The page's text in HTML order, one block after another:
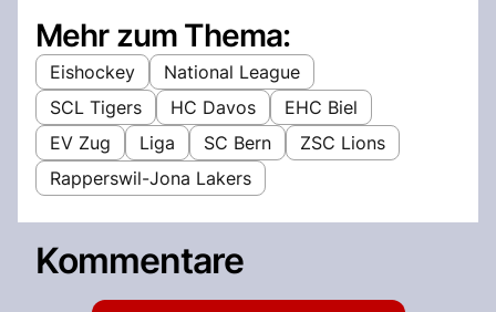
Mehr zum Thema:
Eishockey
National League
SCL Tigers
HC Davos
EHC Biel
EV Zug
Liga SC Bern
ZSC Lions
Rapperswil-Jona Lakers
Kommentare